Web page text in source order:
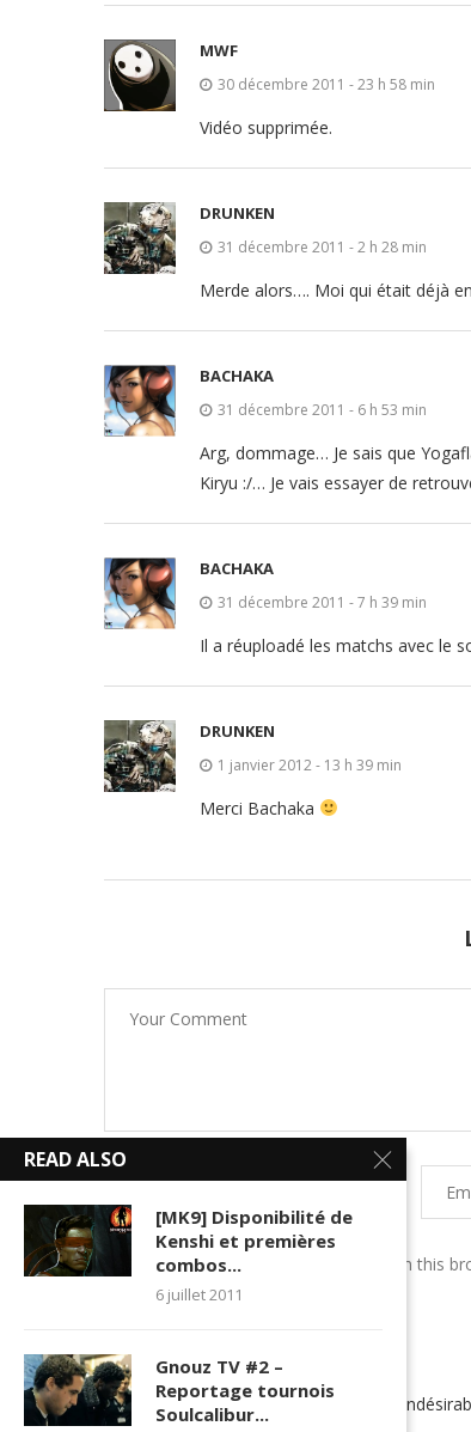
MWF
30 décembre 2011 - 23 h 58 min
Vidéo supprimée.
DRUNKEN
31 décembre 2011 - 2 h 28 min
Merde alors…. Moi qui était déjà
BACHAKA
31 décembre 2011 - 6 h 53 min
Arg, dommage… Je sais que
Kiryu :/… Je vais essayer de
BACHAKA
31 décembre 2011 - 7 h 39 min
Il a réuploadé les matchs avec le
DRUNKEN
1 janvier 2012 - 13 h 39 min
Merci Bachaka
Save my name, email, and website in this
Ce site utilise Akismet pour réduire les
READ ALSO
[MK9] Disponibilité de
Kenshi et premières
combos...
6 juillet 2011
Gnouz TV #2 –
Reportage tournois
Soulcalibur...